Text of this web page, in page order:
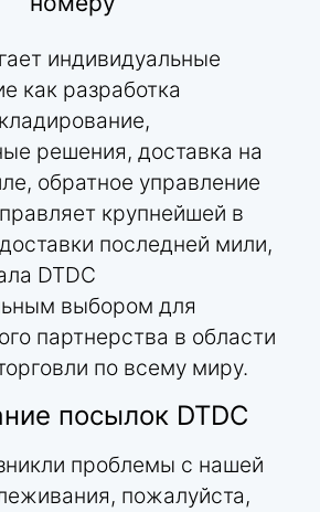
индивидуальные
как разработка
решения, доставка на
обратное управление
крупнейшей в
последней мили,
DTDC
выбором для
партнерства в области
по всему миру.
посылок DTDC
проблемы с нашей
пожалуйста,